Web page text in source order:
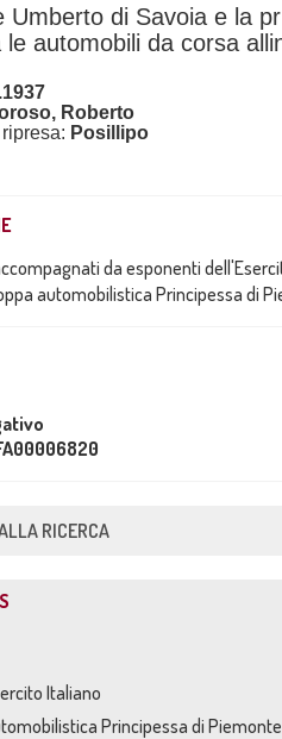
Umberto di Savoia e la
le automobili da corsa
Roberto
Posillipo
da esponenti
automobilistica Principessa di
RICERCA
Italiano
Principessa di Piemonte